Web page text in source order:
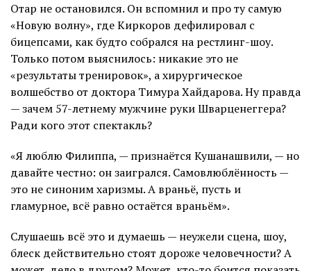
Отар не остановился. Он вспомнил и про ту самую
«Новую волну», где Киркоров дефилировал с
бицепсами, как будто собрался на рестлинг-шоу.
Только потом выяснилось: никакие это не
«результаты тренировок», а хирургическое
волшебство от доктора Тимура Хайдарова. Ну правда
— зачем 57-летнему мужчине руки Шварценеггера?
Ради кого этот спектакль?
«Я люблю Филиппа, — признаётся Кушанашвили, — но
давайте честно: он заигрался. Самовлюблённость —
это не синоним харизмы. А враньё, пусть и
гламурное, всё равно остаётся враньём».
Слушаешь всё это и думаешь — неужели сцена, шоу,
блеск действительно стоят дороже человечности? А